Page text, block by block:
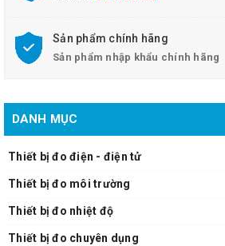
Sản phẩm chính hãng
Sản phẩm nhập khẩu chính hãng
DANH MỤC
Thiết bị đo điện - điện tử
Thiết bị đo môi trường
Thiết bị đo nhiệt độ
Thiết bị đo chuyên dụng